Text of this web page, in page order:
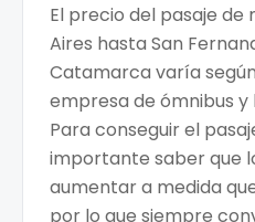
El precio del pasaje de
Aires hasta San
Catamarca varía
empresa de ómnibus y
Para conseguir el
importante saber que
aumentar a medida
por lo que siempre